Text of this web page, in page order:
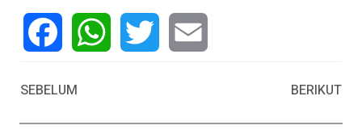
SEBELUM
BERIKUT